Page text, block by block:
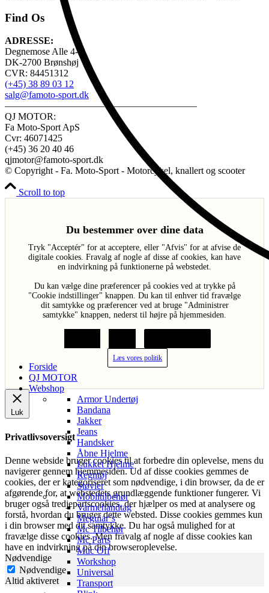
Forside
QJ MOTOR
Webshop
Armor Undertøj
Bandana
Jakker
Jeans
Handsker
Åbne Hjelme
Lukket Hjelme
Regntøj
Støvler
Mobiltilbehør
Varmehåndtag
Meguiar’s
Mc Tilbehør
Mc Parts
Muc Off
Workshop
Universal
Transport
Find Os
ADRESSE:
Degnemose Alle 4-6,
DK-2700 Brønshøj
CVR: 84451312
(+45) 38 89 03 12
salg@famoto-sport.dk
————————————————————
QJ MOTOR:
Fa Moto-Sport ApS
Cvr: 46071425
(+45) 36 20 40 46
qjmotor@famoto-sport.dk
© Copyright - Fa. Moto-Sport - Motorcykel, knallert og scooter
Scroll to top
Du bestemmer over dine data
Tryk "Acceptér" for at acceptere, eller "Afvis" for at afvise de
digitale cookies. Fravalg af nogle af disse af cookies, kan have
en indvirkning på funktionerne på webstedet.
Du kan vælge dine præferencer på cookies ved at trykke på
"Cookie indstillinger" knappen. Du kan til enhver tid fravælge
dit samtykke og præferencer ved at bruge "Administrer
samtykke" knappen, nederst til højre på hjemmesiden.
Læs vores politik
Luk
Privatlivsoversigt
Denne webside bruger cookies til at forbedre din oplevelse, mens du
navigerer gennem hjemmesiden. Ud af disse cookies gemmes de
cookies, der er kategoriseret som nødvendige, i din browser, da de er
afgørende for, at webstedets grundlæggende funktioner fungerer. Vi
bruger også tredjepartscookies, der hjælper os med at analysere og
forstå, hvordan du bruger dette websted. Disse cookies gemmes kun
i din browser med dit samtykke. Du har også mulighed for at
fravælge disse cookies. Men fravalg af nogle af disse cookies kan
have en indvirkning på din browseroplevelse.
Nødvendige
Nødvendige
Altid aktiveret